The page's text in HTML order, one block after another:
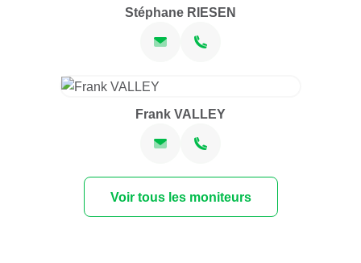
Stéphane RIESEN
Frank VALLEY
Voir tous les moniteurs